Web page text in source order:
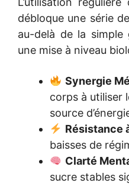
débloque une série
au-delà de la simple
une mise à niveau
Synergie
corps à utiliser
source
Résistance
baisses de
Clarté
sucre stables